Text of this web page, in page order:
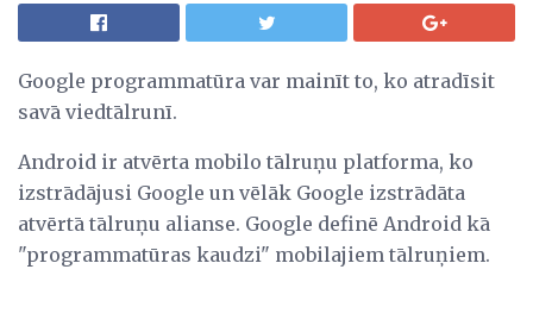
Google programmatūra var mainīt to, ko atradīsit
savā viedtālrunī.
Android ir atvērta mobilo tālruņu platforma, ko
izstrādājusi Google un vēlāk Google izstrādāta
atvērtā tālruņu alianse. Google definē Android kā
"programmatūras kaudzi" mobilajiem tālruņiem.